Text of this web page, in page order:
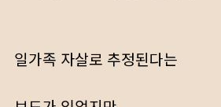
일가족 자살로 추정된다는